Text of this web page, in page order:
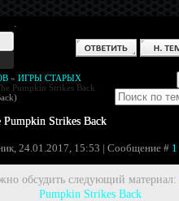
.
» ИГРЫ СТАРЫХ
Pumpkin Strikes Back
Pumpkin Strikes Back
24.01.2017, 15:53 | Сообщение # 1
обсудить следующий материал:
Pumpkin Strikes Back